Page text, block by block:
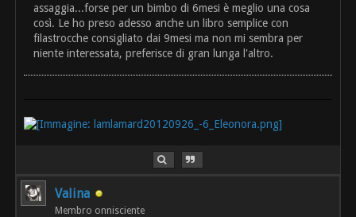
assaggia...forse per un bimbo di 6mesi è meglio una cosa
così. Le ho preso adesso anche un libro semplice con
filastrocche consigliato dai 9mesi ma non mi sembra per
niente interessata, preferisce di gran lunga l'altro.
Valina
Membro onnisciente